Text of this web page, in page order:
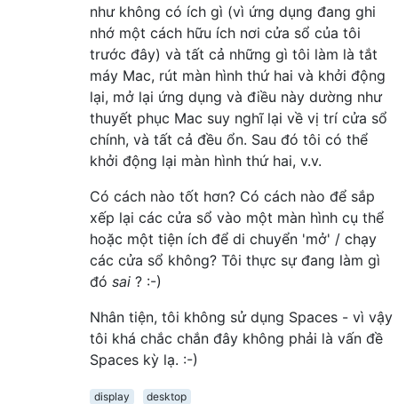
như không có ích gì (vì ứng dụng đang ghi
nhớ một cách hữu ích nơi cửa sổ của tôi
trước đây) và tất cả những gì tôi làm là tắt
máy Mac, rút ​​màn hình thứ hai và khởi động
lại, mở lại ứng dụng và điều này dường như
thuyết phục Mac suy nghĩ lại về vị trí cửa sổ
chính, và tất cả đều ổn. Sau đó tôi có thể
khởi động lại màn hình thứ hai, v.v.
Có cách nào tốt hơn? Có cách nào để sắp
xếp lại các cửa sổ vào một màn hình cụ thể
hoặc một tiện ích để di chuyển 'mở' / chạy
các cửa sổ không? Tôi thực sự đang làm gì
đó sai ? :-)
Nhân tiện, tôi không sử dụng Spaces - vì vậy
tôi khá chắc chắn đây không phải là vấn đề
Spaces kỳ lạ. :-)
display
desktop